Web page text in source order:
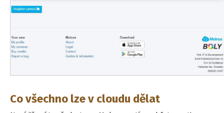
Co všechno lze v cloudu dělat